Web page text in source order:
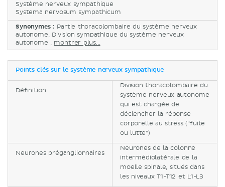
Système nerveux sympathique
Systema nervosum sympathicum
Synonymes : Partie thoracolombaire du système nerveux
autonome, Division sympathique du système nerveux
autonome , montrer plus...
Points clés sur le système nerveux sympathique
Définition
Division thoracolombaire du
système nerveux autonome
qui est chargée de
déclencher la réponse
corporelle au stress ("fuite
ou lutte")
Neurones préganglionnaires
Neurones de la colonne
intermédiolatérale de la
moelle spinale, situés dans
les niveaux T1-T12 et L1-L3